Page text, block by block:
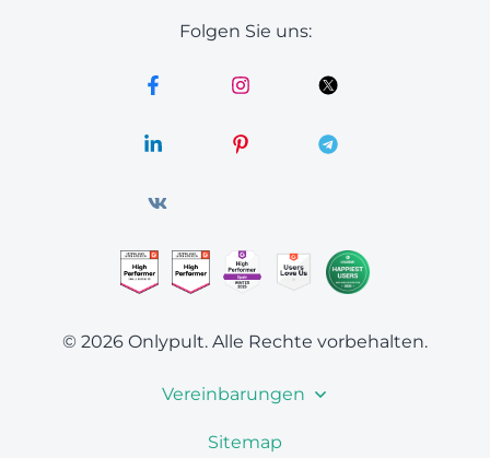
Folgen Sie uns:
© 2026 Onlypult. Alle Rechte vorbehalten.
Vereinbarungen
Sitemap